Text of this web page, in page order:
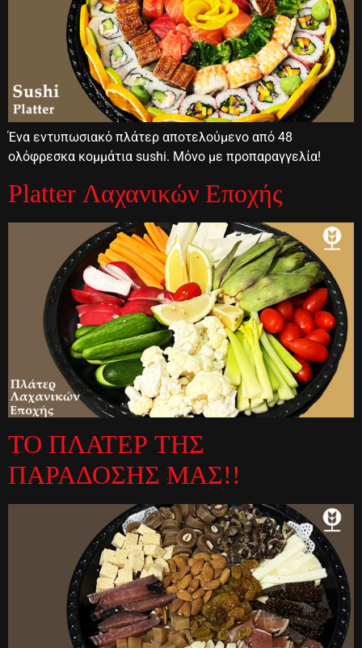
Ένα εντυπωσιακό πλάτερ αποτελούμενο από 48
ολόφρεσκα κομμάτια sushi. Μόνο με προπαραγγελία!
Platter Λαχανικών Εποχής
ΤΟ ΠΛΑΤΕΡ ΤΗΣ
ΠΑΡΑΔΟΣΗΣ ΜΑΣ!!